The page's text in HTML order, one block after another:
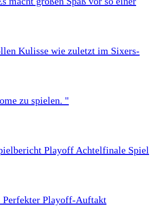
Kulisse wie zuletzt im Sixers-
zu spielen. "
Playoff Achtelfinale Spiel
Perfekter Playoff-Auftakt